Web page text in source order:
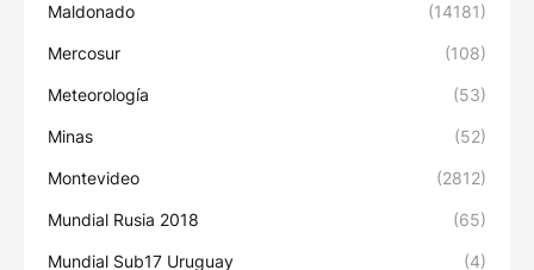
Maldonado (14181)
Mercosur (108)
Meteorología (53)
Minas (52)
Montevideo (2812)
Mundial Rusia 2018 (65)
Mundial Sub17 Uruguay (4)